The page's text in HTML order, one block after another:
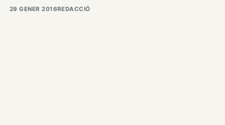
29 GENER 2016REDACCIÓ